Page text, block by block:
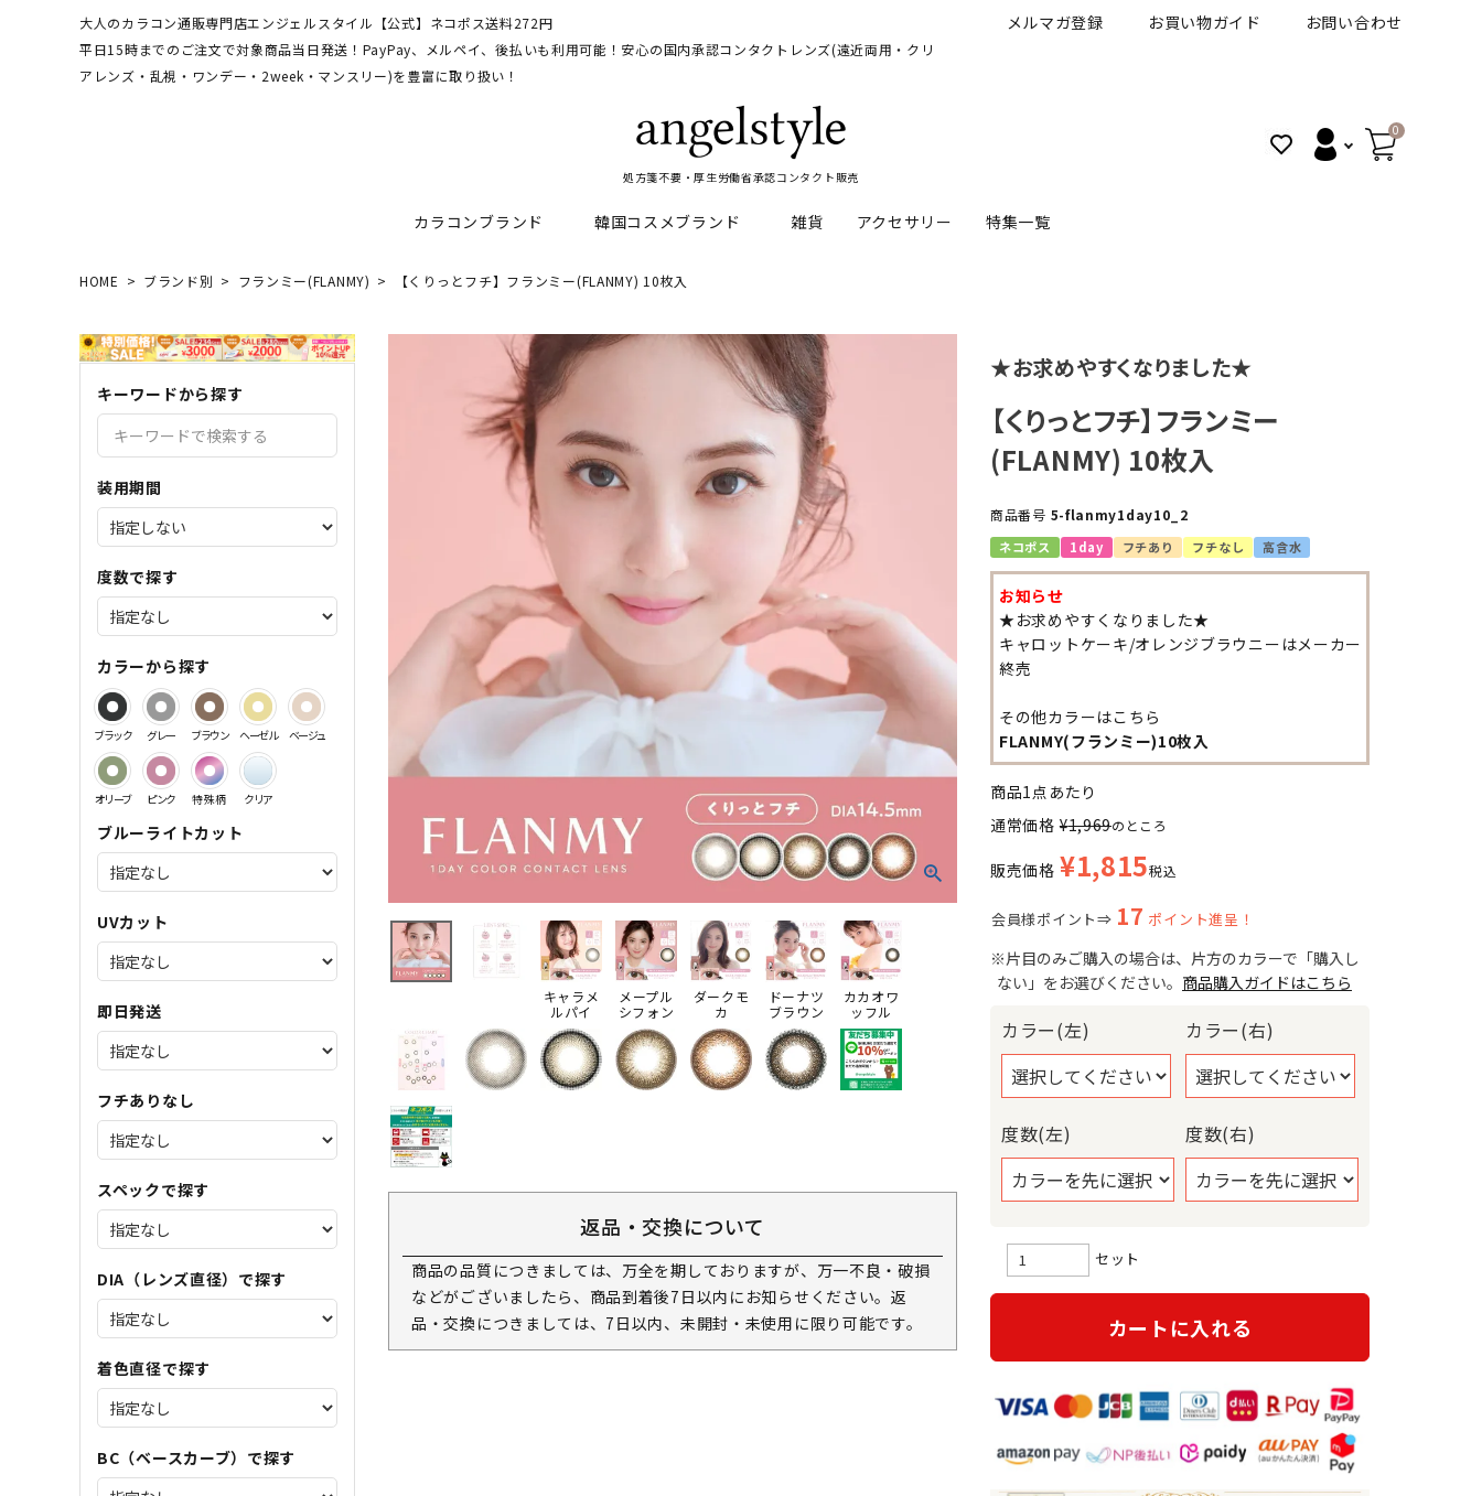
大人のカラコン通販専門店エンジェルスタイル【公式】ネコポス送料272円
平日15時までのご注文で対象商品当日発送！PayPay、メルペイ、後払いも利用可能！安心の国内承認コンタクトレンズ(遠近両用・クリ
アレンズ・乱視・ワンデー・2week・マンスリー)を豊富に取り扱い！
メルマガ登録 お買い物ガイド お問い合わせ
処方箋不要・厚生労働省承認コンタクト販売
0
カラコンブランド
ディファインモイスト
イルミネート
エバーカラーシリーズ シーブリンク キャンディーマジックシリーズ ピュアアイズワンデー
レヴィアワンマンス レヴィアワンデー ネオサイトシリーズ その他ブランドはこちら
韓国コスメブランド
3CE REJURAN Dr.jart+
その他ブランドはこちら
雑貨 アクセサリー 特集一覧
乱視カラコン比較 ブルーライトカットカラコン UVカットカラコン
バレないカラコン 色素薄い系カラコン メンズカラコン特集 ハロウィンカラコン特集
サンドイッチ製法特集
HOME ブランド別 フランミー(FLANMY) 【くりっとフチ】フランミー(FLANMY) 10枚入
キーワードから探す
装用期間
度数で探す
カラーから探す
ブラック グレー ブラウン ヘーゼル ベージュ
オリーブ ピンク 特殊柄 クリア
ブルーライトカット
UVカット
即日発送
フチありなし
スペックで探す
DIA（レンズ直径）で探す
着色直径で探す
BC（ベースカーブ）で探す
キャラメ
ルパイ
メープル
シフォン
ダークモ
カ
ドーナツ
ブラウン
カカオワ
ッフル
返品・交換について
商品の品質につきましては、万全を期しておりますが、万一不良・破損
などがございましたら、商品到着後7日以内にお知らせください。返
品・交換につきましては、7日以内、未開封・未使用に限り可能です。
★お求めやすくなりました★
【くりっとフチ】フランミー
(FLANMY) 10枚入
商品番号 5-flanmy1day10_2
ネコポス 1day フチあり フチなし 高含水
お知らせ
★お求めやすくなりました★
キャロットケーキ/オレンジブラウニーはメーカー
終売
その他カラーはこちら
FLANMY(フランミー)10枚入
商品1点あたり
通常価格 ¥1,969のところ
販売価格 ¥1,815税込
会員様ポイント⇒ 17 ポイント進呈！
※片目のみご購入の場合は、片方のカラーで「購入し
ない」をお選びください。 商品購入ガイドはこちら
カラー(左)
度数(左)
カラー(右)
度数(右)
セット
カートに入れる